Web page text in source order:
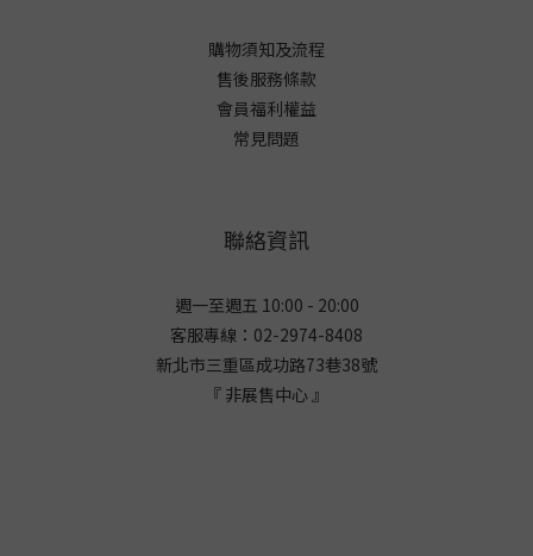
購物須知及流程
售後服務條款
會員福利權益
常見問題
聯絡資訊
週一至週五 10:00 - 20:00
客服專線：02-2974-8408
新北市三重區成功路73巷38號
『 非展售中心 』